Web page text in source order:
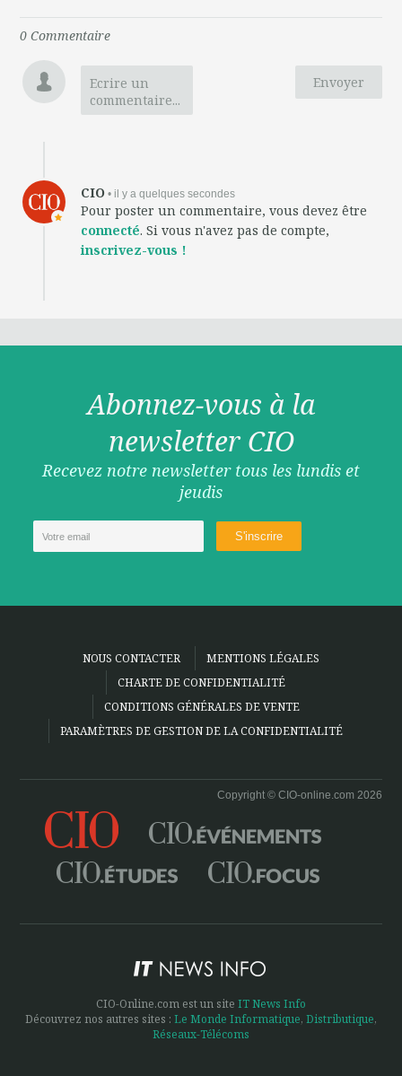
0 Commentaire
Envoyer
Ecrire un
commentaire...
CIO • il y a quelques secondes
Pour poster un commentaire, vous devez être
connecté. Si vous n'avez pas de compte,
inscrivez-vous !
Abonnez-vous à la
newsletter CIO
Recevez notre newsletter tous les lundis et
jeudis
NOUS CONTACTER
MENTIONS LÉGALES
CHARTE DE CONFIDENTIALITÉ
CONDITIONS GÉNÉRALES DE VENTE
PARAMÈTRES DE GESTION DE LA CONFIDENTIALITÉ
Copyright © CIO-online.com 2026
CIO-Online.com est un site IT News Info
Découvrez nos autres sites : Le Monde Informatique, Distributique,
Réseaux-Télécoms